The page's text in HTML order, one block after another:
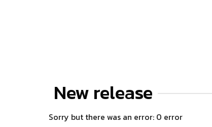
New release
Sorry but there was an error: 0 error